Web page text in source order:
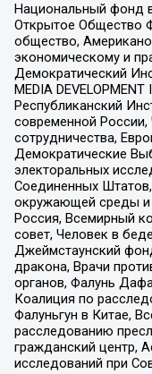
Национальный фонд
Открытое Общество
общество,
экономическому и
Демократический
MEDIA
Республиканский
современной
сотрудничества,
Демократические
электоральных
Соединенных
окружающей среды и
Россия, Всемирный
совет, Человек в
Джеймстаунский
дракона, Врачи
органов, Фалунь
Коалиция по
Фалуньгун в Китае,
расследованию
гражданский центр,
исследований при